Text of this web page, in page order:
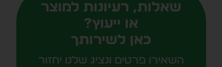
שאלות, רעיונות למוצר
או ייעוץ?
כאן לשירותך
השאירו פרטים ונציג שלנו יחזור